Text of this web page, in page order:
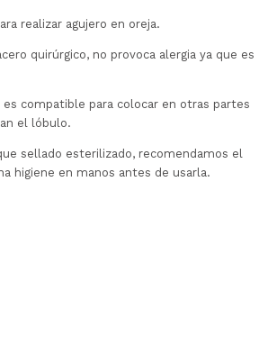
realizar agujero en oreja.
quirúrgico, no provoca alergia ya que es
es compatible para colocar en otras partes
el lóbulo.
sellado esterilizado, recomendamos el
higiene en manos antes de usarla.